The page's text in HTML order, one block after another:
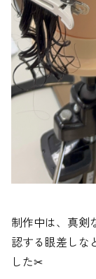
制作中は、真剣
認する眼差しな
した✂